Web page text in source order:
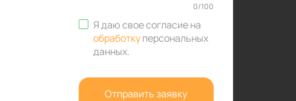
0/100
Я даю свое согласие на
обработкуперсональных
данных.
Отправить заявку